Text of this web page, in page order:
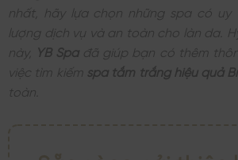
nhất, hãy lựa chọn những spa có
lượng dịch vụ và an toàn cho làn da.
này,
YB Spađã giúp bạn có thêm
việc tìm kiếm spa tắm trắng hiệu quả
toàn.